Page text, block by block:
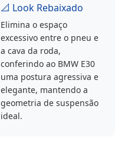
📐 Look Rebaixado
Elimina o espaço
excessivo entre o pneu e
a cava da roda,
conferindo ao BMW E30
uma postura agressiva e
elegante, mantendo a
geometria de suspensão
ideal.